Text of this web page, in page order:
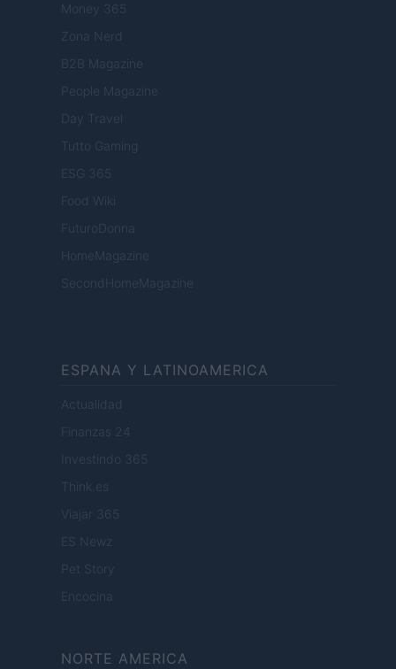
Money 365
Zona Nerd
B2B Magazine
People Magazine
Day Travel
Tutto Gaming
ESG 365
Food Wiki
FuturoDonna
HomeMagazine
SecondHomeMagazine
ESPANA Y LATINOAMERICA
Actualidad
Finanzas 24
Investindo 365
Think.es
Viajar 365
ES Newz
Pet Story
Encocina
NORTE AMERICA